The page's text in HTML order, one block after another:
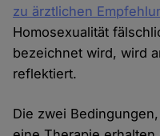
zu ärztlichen
Homosexualität
bezeichnet wird, wird
reflektiert.
Die zwei